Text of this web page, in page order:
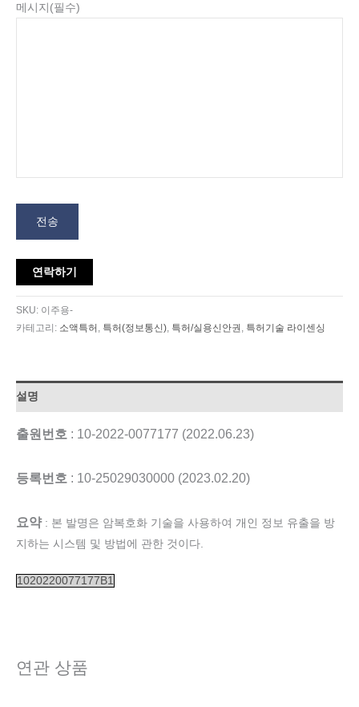
메시지 (필수)
전송
연락하기
SKU: 이주용-
카테고리: 소액특허 , 특허(정보통신), 특허/실용신안권 , 특허기술 라이센싱
설명
출원번호 : 10-2022-0077177 (2022.06.23)
등록번호 : 10-25029030000 (2023.02.20)
요약 : 본 발명은 암복호화 기술을 사용하여 개인 정보 유출을 방
지하는 시스템 및 방법에 관한 것이다.
1020220077177B1
연관 상품